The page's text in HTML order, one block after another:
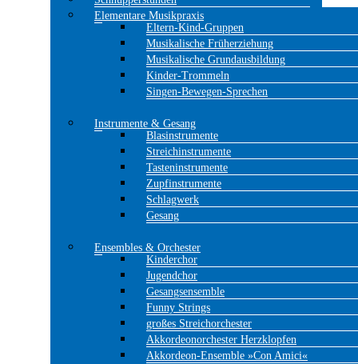
Elementare Musikpraxis
Eltern-Kind-Gruppen
Musikalische Früherziehung
Musikalische Grundausbildung
Kinder-Trommeln
Singen-Bewegen-Sprechen
Instrumente & Gesang
Blasinstrumente
Streichinstrumente
Tasteninstrumente
Zupfinstrumente
Schlagwerk
Gesang
Ensembles & Orchester
Kinderchor
Jugendchor
Gesangsensemble
Funny Strings
großes Streichorchester
Akkordeonorchester Herzklopfen
Akkordeon-Ensemble »Con Amici«